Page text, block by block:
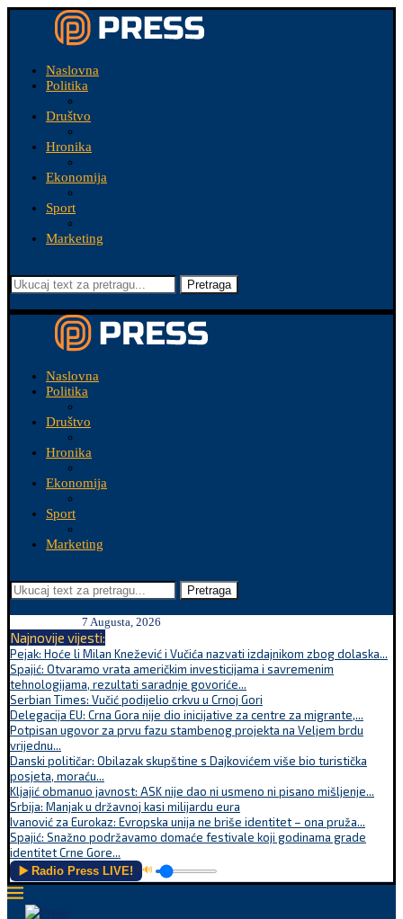
Naslovna
Politika
Društvo
Hronika
Ekonomija
Sport
Marketing
Pretraga
Naslovna
Politika
Društvo
Hronika
Ekonomija
Sport
Marketing
Pretraga
7 Augusta, 2026
Najnovije vijesti:
Pejak: Hoće li Milan Knežević i Vučića nazvati izdajnikom zbog dolaska...
Spajić: Otvaramo vrata američkim investicijama i savremenim
tehnologijama, rezultati saradnje govoriće...
Serbian Times: Vučić podijelio crkvu u Crnoj Gori
Delegacija EU: Crna Gora nije dio inicijative za centre za migrante,...
Potpisan ugovor za prvu fazu stambenog projekta na Veljem brdu
vrijednu...
Danski političar: Obilazak skupštine s Dajkovićem više bio turistička
posjeta, moraću...
Kljajić obmanuo javnost: ASK nije dao ni usmeno ni pisano mišljenje...
Srbija: Manjak u državnoj kasi milijardu eura
Ivanović za Eurokaz: Evropska unija ne briše identitet – ona pruža...
Spajić: Snažno podržavamo domaće festivale koji godinama grade
identitet Crne Gore...
▶️ Radio Press LIVE! 🔊